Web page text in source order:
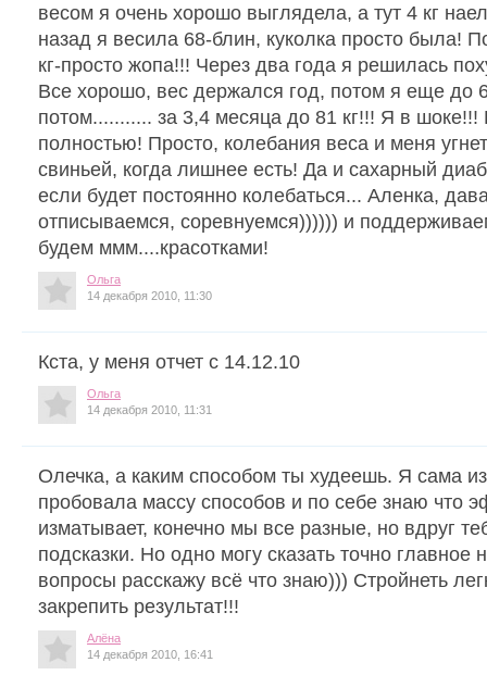
весом я очень хорошо выглядела, а тут 4 кг
назад я весила 68-блин, куколка просто была!
кг-просто жопа!!! Через два года я решилась
Все хорошо, вес держался год, потом я еще до
потом........... за 3,4 месяца до 81 кг!!! Я в шоке!!!
полностью! Просто, колебания веса и меня
свиньей, когда лишнее есть! Да и сахарный
если будет постоянно колебаться... Аленка,
отписываемся, соревнуемся)))))) и
будем ммм....красотками!
Ольга
14 декабря 2010, 11:30
Кста, у меня отчет с 14.12.10
Ольга
14 декабря 2010, 11:31
Олечка, а каким способом ты худеешь. Я сама
пробовала массу способов и по себе знаю что
изматывает, конечно мы все разные, но вдруг
подсказки. Но одно могу сказать точно
вопросы расскажу всё что знаю))) Стройнеть
закрепить результат!!!
Алёна
14 декабря 2010, 16:41